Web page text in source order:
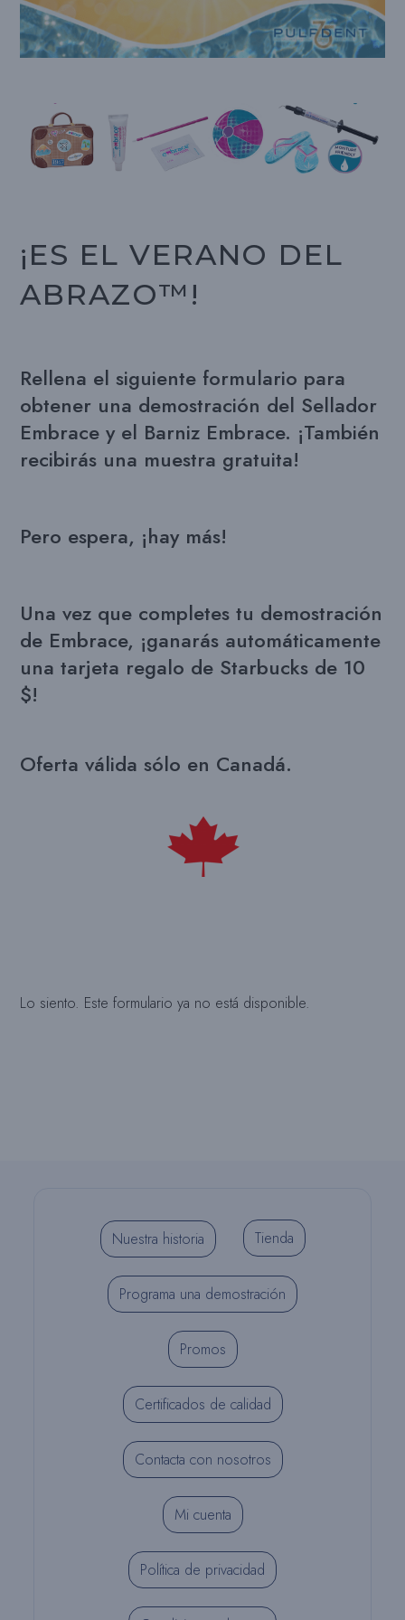
¡ES EL VERANO DEL
ABRAZO™!
Rellena el siguiente formulario para
obtener una demostración del Sellador
Embrace y el Barniz Embrace. ¡También
recibirás una muestra gratuita!
Pero espera, ¡hay más!
Una vez que completes tu demostración
de Embrace, ¡ganarás automáticamente
una tarjeta regalo de Starbucks de 10
$!
Oferta válida sólo en Canadá.
Lo siento. Este formulario ya no está disponible.
Nuestra historia Tienda
Programa una demostración
Promos
Certificados de calidad
Contacta con nosotros
Mi cuenta
Política de privacidad